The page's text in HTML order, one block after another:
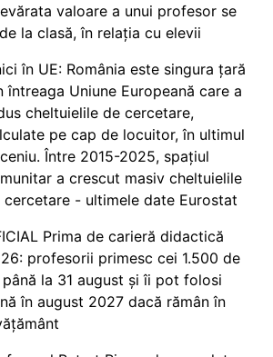
valoare a unui profesor se
la clasă, în relația cu elevii
în UE: România este singura țară
întreaga Uniune Europeană care a
cheltuielile de cercetare,
pe cap de locuitor, în ultimul
Între 2015-2025, spațiul
a crescut masiv cheltuielile
cercetare - ultimele date Eurostat
Prima de carieră didactică
profesorii primesc cei 1.500 de
până la 31 august și îi pot folosi
în august 2027 dacă rămân în